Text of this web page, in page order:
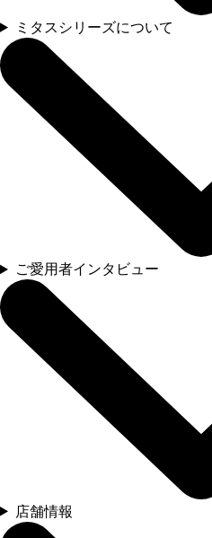
ミタスシリーズについて
ご愛用者インタビュー
店舗情報